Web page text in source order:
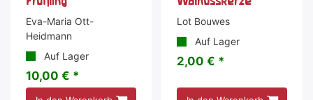
Eva-Maria Ott-
Heidmann
Auf Lager
10,00 € *
Lot Bouwes
Auf Lager
2,00 € *